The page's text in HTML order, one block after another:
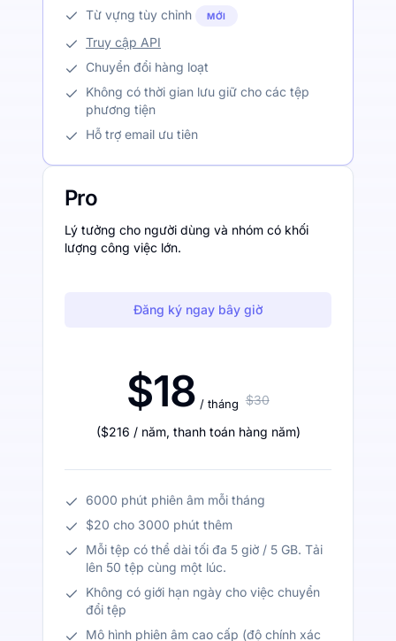
Từ vựng tùy chỉnh
MỚI
Truy cập API
Chuyển đổi hàng loạt
Không có thời gian lưu giữ cho các tệp
phương tiện
Hỗ trợ email ưu tiên
Pro
Lý tưởng cho người dùng và nhóm có khối
lượng công việc lớn.
Đăng ký ngay bây giờ
$18 / tháng $30
($216 / năm, thanh toán hàng năm)
6000 phút phiên âm mỗi tháng
$20 cho 3000 phút thêm
Mỗi tệp có thể dài tối đa 5 giờ / 5 GB. Tải
lên 50 tệp cùng một lúc.
Không có giới hạn ngày cho việc chuyển
đổi tệp
Mô hình phiên âm cao cấp (độ chính xác